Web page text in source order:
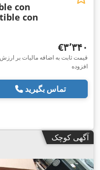
con
con
‎€۳٬۳۴۰
قیمت ثابت به اضافه مالیات بر ارزش
افزوده
تماس بگیرید
آگهی کوچک